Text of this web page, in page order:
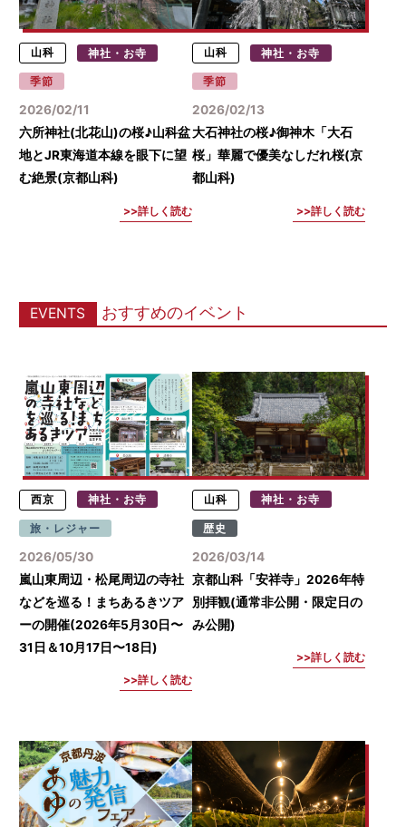
山科 神社・お寺
季節
2026/02/11
六所神社(北花山)の桜♪山科盆
地とJR東海道本線を眼下に望
む絶景(京都山科)
詳しく読む
山科 神社・お寺
季節
2026/02/13
大石神社の桜♪御神木「大石
桜」華麗で優美なしだれ桜(京
都山科)
詳しく読む
EVENTS おすすめのイベント
西京 神社・お寺
旅・レジャー
2026/05/30
嵐山東周辺・松尾周辺の寺社
などを巡る！まちあるきツア
ーの開催(2026年5月30日〜
31日＆10月17日〜18日)
詳しく読む
山科 神社・お寺
歴史
2026/03/14
京都山科「安祥寺」2026年特
別拝観(通常非公開・限定日の
み公開)
詳しく読む